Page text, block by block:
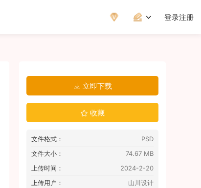
登录注册
立即下载
收藏
文件格式：
PSD
文件大小：
74.67 MB
上传时间：
2024-2-20
上传用户：
山川设计